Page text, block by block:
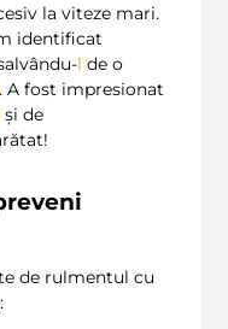
la viteze mari.
identificat
l de o
. A fost impresionat
și de
de rulmentul cu